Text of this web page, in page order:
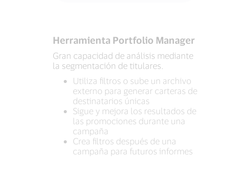
Herramienta Portfolio Manager
Gran capacidad de análisis mediante
la segmentación de titulares.
Utiliza filtros o sube un archivo
externo para generar carteras de
destinatarios únicas
Sigue y mejora los resultados de
las promociones durante una
campaña
Crea filtros después de una
campaña para futuros informes